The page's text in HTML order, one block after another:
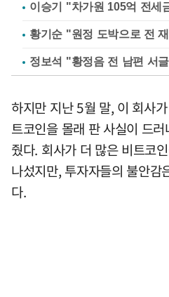
이승기 "차가원 105억 전세
황기순 "원정 도박으로 전
정보석 "황정음 전 남편 서
하지만 지난 5월 말, 이 회사
트코인을 몰래 판 사실이 드
줬다. 회사가 더 많은 비트코
나섰지만, 투자자들의 불안감
다.